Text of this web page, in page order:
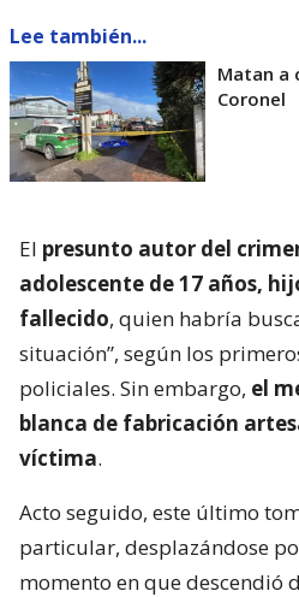
Lee también...
Matan a
Coronel
El presunto autor del
adolescente de 17 años,
fallecido, quien habría
situación”, según los
policiales. Sin embargo, el
blanca de fabricación
víctima.
Acto seguido, este último
particular, desplazándose
momento en que descendió